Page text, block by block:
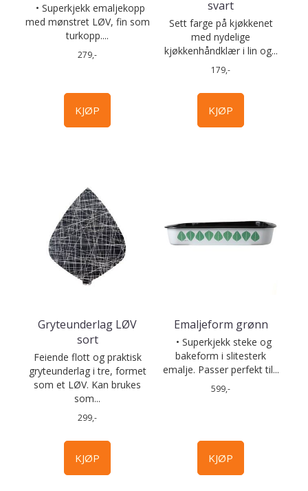
• Superkjekk emaljekopp
med mønstret LØV, fin som
turkopp....
279,-
KJØP
svart
Sett farge på kjøkkenet
med nydelige
kjøkkenhåndklær i lin og...
179,-
KJØP
Gryteunderlag LØV
sort
Feiende flott og praktisk
gryteunderlag i tre, formet
som et LØV. Kan brukes
som...
299,-
KJØP
Emaljeform grønn
• Superkjekk steke og
bakeform i slitesterk
emalje. Passer perfekt til...
599,-
KJØP